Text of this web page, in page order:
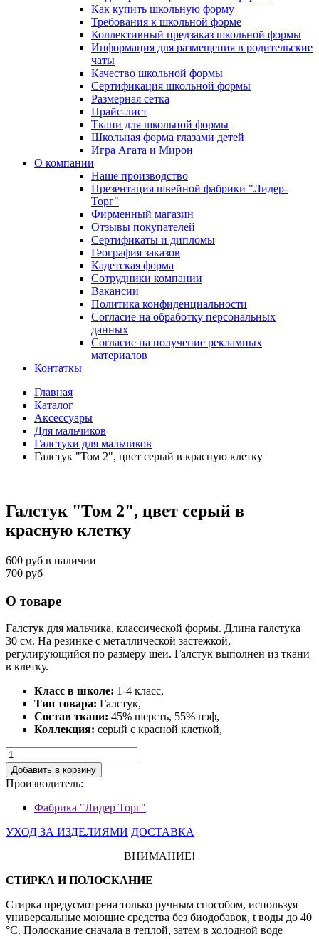
Как купить школьную форму
Требования к школьной форме
Коллективный предзаказ школьной формы
Информация для размещения в родительские
чаты
Качество школьной формы
Сертификация школьной формы
Размерная сетка
Прайс-лист
Ткани для школьной формы
Школьная форма глазами детей
Игра Агата и Мирон
О компании
Наше производство
Презентация швейной фабрики "Лидер-
Торг"
Фирменный магазин
Отзывы покупателей
Сертификаты и дипломы
География заказов
Кадетская форма
Сотрудники компании
Вакансии
Политика конфиденциальности
Согласие на обработку персональных
данных
Согласие на получение рекламных
материалов
Контаткы
Главная
Каталог
Аксессуары
Для мальчиков
Галстуки для мальчиков
Галстук "Том 2", цвет серый в красную клетку
Галстук "Том 2", цвет серый в
красную клетку
600 руб в наличии
700 руб
О товаре
Галстук для мальчика, классической формы. Длина галстука
30 см. На резинке с металлической застежкой,
регулирующийся по размеру шеи. Галстук выполнен из ткани
в клетку.
Класс в школе: 1-4 класс,
Тип товара: Галстук,
Состав ткани: 45% шерсть, 55% пэф,
Коллекция: серый с красной клеткой,
Добавить в корзину
Производитель:
Фабрика "Лидер Торг"
УХОД ЗА ИЗДЕЛИЯМИ ДОСТАВКА
ВНИМАНИЕ!
СТИРКА И ПОЛОСКАНИЕ
Стирка предусмотрена только ручным способом, используя
универсальные моющие средства без биодобавок, t воды до 40
°С. Полоскание сначала в теплой, затем в холодной воде